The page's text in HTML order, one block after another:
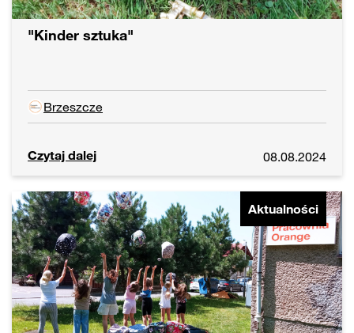
"Kinder sztuka"
Brzeszcze
Czytaj dalej 08.08.2024
Aktualności